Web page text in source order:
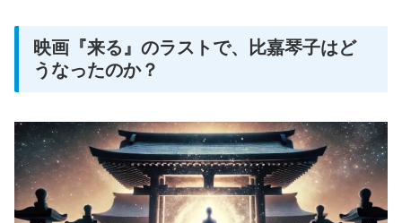
映画『来る』のラストで、比嘉琴子はど
うなったのか？